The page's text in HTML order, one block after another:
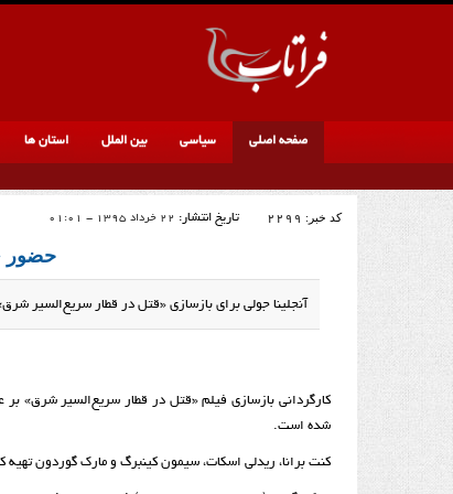
صفحه اصلی سیاسی بین الملل استان ها
کد خبر: 2299 تاریخ انتشار: 22 خرداد 1395 - 01:01
حضور
آنجلینا جولی برای بازسازی «قتل در قطار سریع‌السیر
کارگردانی بازسازی فیلم «قتل در قطار سریع‌السیر شرق»
شده است.
کنت برانا، ریدلی اسکات، سیمون کینبرگ و مارک گوردون تهیه